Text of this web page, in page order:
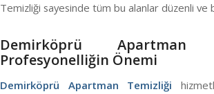
Temizliği sayesinde tüm bu alanlar düzenli ve
Demirköprü Apartman
Profesyonelliğin Önemi
Demirköprü Apartman Temizliği